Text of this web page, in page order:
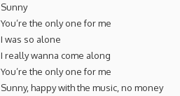
Sunny
You’re the only one for me
I was so alone
I really wanna come along
You’re the only one for me
Sunny, happy with the music, no money